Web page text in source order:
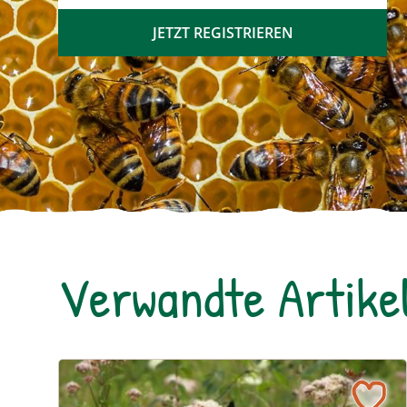
JETZT REGISTRIEREN
Verwandte
Ein blühendes Schmetterlingsbeet für Groß und